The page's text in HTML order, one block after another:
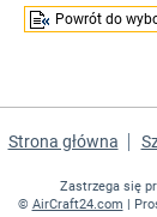
Powrót do
Strona główna
Zastrzega się
© AirCraft24.com |